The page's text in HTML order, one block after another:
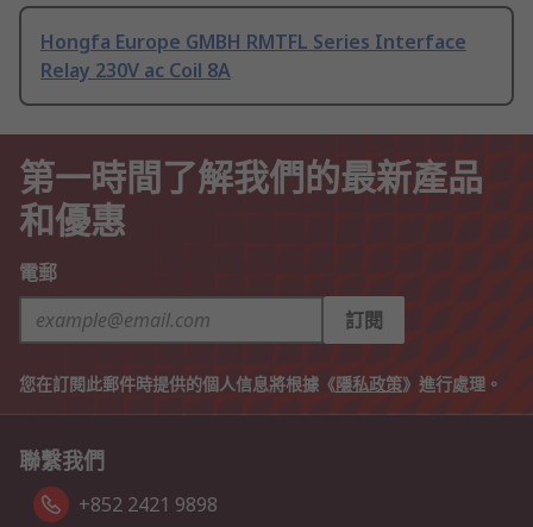
Hongfa Europe GMBH RMTFL Series Interface
Relay 230V ac Coil 8A
第一時間了解我們的最新產品
和優惠
電郵
訂閱
您在訂閱此郵件時提供的個人信息將根據《隱私政策》進行處理。
聯繫我們
+852 2421 9898